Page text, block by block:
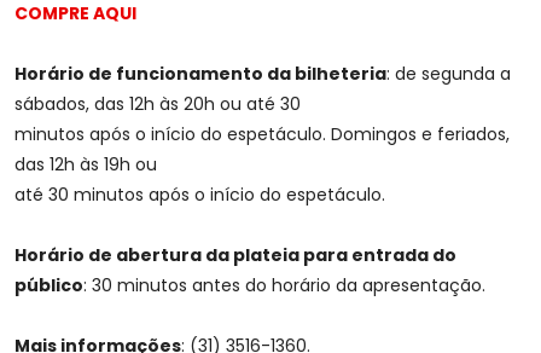
COMPRE AQUI
Horário de funcionamento da bilheteria: de segunda a
sábados, das 12h às 20h ou até 30
minutos após o início do espetáculo. Domingos e feriados,
das 12h às 19h ou
até 30 minutos após o início do espetáculo.
Horário de abertura da plateia para entrada do
público: 30 minutos antes do horário da apresentação.
Mais informações: (31) 3516-1360.